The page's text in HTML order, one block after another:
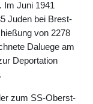
Im Juni 1941
Juden bei Brest-
von 2278
Daluege am
Deportation
zum SS-Oberst-